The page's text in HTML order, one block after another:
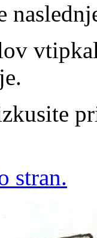
stran.